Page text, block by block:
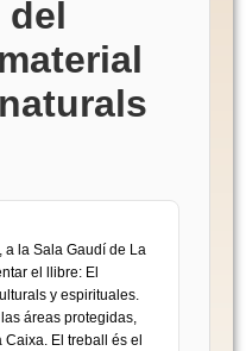
a la Sala Gaudí de La
el llibre: El
y espirituales.
áreas protegidas,
El treball és el